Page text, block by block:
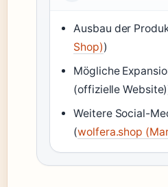
Ausbau der
Shop))
Mögliche
(offizielle
Weitere Social-
(wolfera.shop